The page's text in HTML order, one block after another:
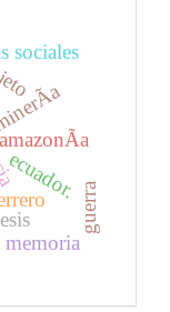
memoria
sociales
ecuador.
guerra